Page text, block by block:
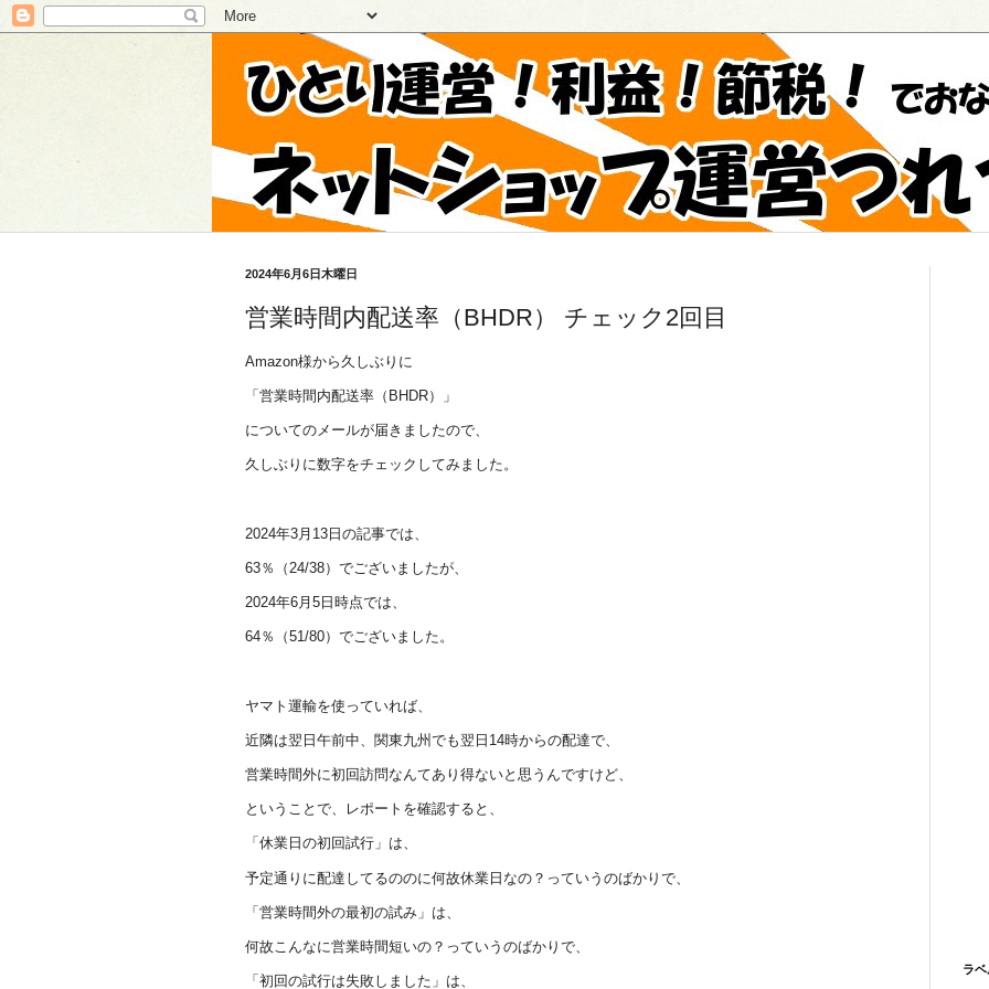
2024年6月6日木曜日
営業時間内配送率（BHDR） チェック2回目
Amazon様から久しぶりに
「営業時間内配送率（BHDR）」
についてのメールが届きましたので、
久しぶりに数字をチェックしてみました。
2024年3月13日の記事では、
63％（24/38）でございましたが、
2024年6月5日時点では、
64％（51/80）でございました。
ヤマト運輸を使っていれば、
近隣は翌日午前中、関東九州でも翌日14時からの配達で、
営業時間外に初回訪問なんてあり得ないと思うんですけど、
ということで、レポートを確認すると、
「休業日の初回試行」は、
予定通りに配達してるののに何故休業日なの？っていうのばかりで、
「営業時間外の最初の試み」は、
何故こんなに営業時間短いの？っていうのばかりで、
「初回の試行は失敗しました」は、
ラベ